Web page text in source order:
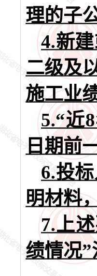
理的子
4.新
二级及
施工业
5.“近
日期前
6.投
明材料
7.上
绩情况